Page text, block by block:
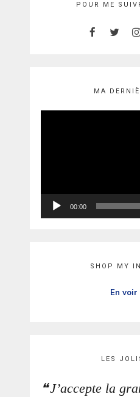
POUR ME
MA
00:00
SHOP MY
En
LES
J’accepte la